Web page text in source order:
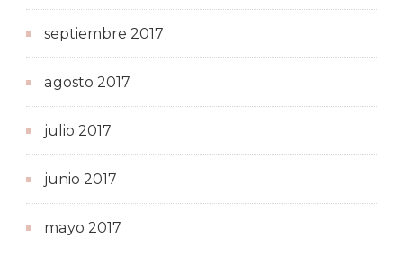
septiembre 2017
agosto 2017
julio 2017
junio 2017
mayo 2017